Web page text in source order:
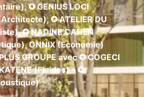
✪ GENIUS LOCI
✪ ATELIER DU
✪ NADINE CAHEN
ONNIX (Economie)
GROUPE avec ✪ COGECI
(Fluides) – ✪